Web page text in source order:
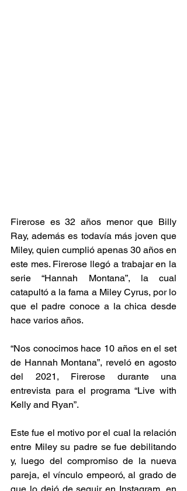
Firerose es 32 años menor que Billy
Ray, además es todavía más joven que
Miley, quien cumplió apenas 30 años en
este mes. Firerose llegó a trabajar en la
serie “Hannah Montana”, la cual
catapultó a la fama a Miley Cyrus, por lo
que el padre conoce a la chica desde
hace varios años.
“Nos conocimos hace 10 años en el set
de Hannah Montana”, reveló en agosto
del 2021, Firerose durante una
entrevista para el programa “Live with
Kelly and Ryan”.
Este fue el motivo por el cual la relación
entre Miley su padre se fue debilitando
y, luego del compromiso de la nueva
pareja, el vínculo empeoró, al grado de